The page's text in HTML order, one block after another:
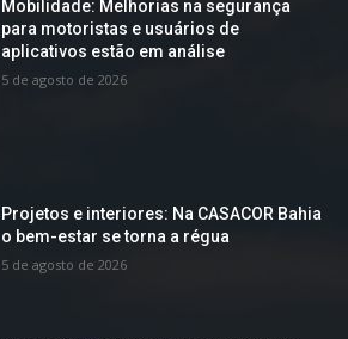
Mobilidade: Melhorias na segurança
para motoristas e usuários de
aplicativos estão em análise
5 de agosto de 2026
Projetos e interiores: Na CASACOR Bahia
o bem-estar se torna a régua
5 de agosto de 2026